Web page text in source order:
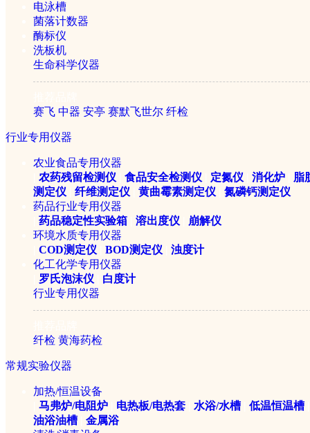
电泳槽
菌落计数器
酶标仪
洗板机
生命科学仪器
赛飞 中器 安亭 赛默飞世尔 纤检
行业专用仪器
农业食品专用仪器
农药残留检测仪 食品安全检测仪 定氮仪 消化炉
脂
测定仪
纤维测定仪 黄曲霉素测定仪
氮磷钙测定仪
药品行业专用仪器
药品稳定性实验箱 溶出度仪
崩解仪
环境水质专用仪器
COD测定仪 BOD测定仪
浊度计
化工化学专用仪器
罗氏泡沫仪
白度计
行业专用仪器
纤检 黄海药检
常规实验仪器
加热/恒温设备
马弗炉/电阻炉 电热板/电热套 水浴/水槽 低温恒温槽
油浴油槽
金属浴
氮气发生器
氢空一体机
氮氢空一体机
1/1
QPN-1L氮气发生器